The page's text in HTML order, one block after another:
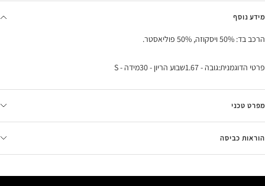
מידע נוסף
הרכב בד: 50% ויסקוזה, 50% פוליאסטר.
פרטי הדוגמנית:גובה - 1.67שבוע הריון - 30מידה - S
מפרט טכני
הוראות כביסה